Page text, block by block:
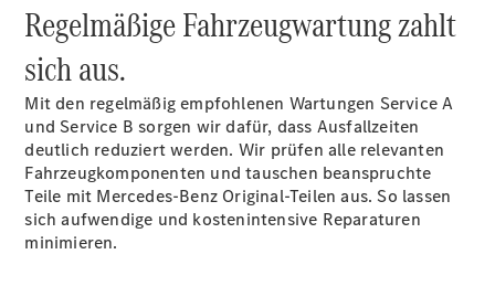
Servicetermin
7461 1789 0
Regelmäßige Fahrzeugwartung zahlt
sich aus.
Mit den regelmäßig empfohlenen Wartungen Service A
und Service B sorgen wir dafür, dass Ausfallzeiten
deutlich reduziert werden. Wir prüfen alle relevanten
Fahrzeugkomponenten und tauschen beanspruchte
Teile mit Mercedes-Benz Original-Teilen aus. So lassen
sich aufwendige und kostenintensive Reparaturen
minimieren.